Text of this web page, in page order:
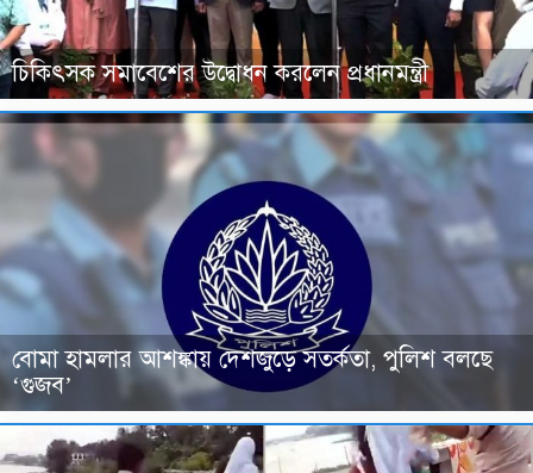
চিকিৎসক সমাবেশের উদ্বোধন করলেন প্রধানমন্ত্রী
বোমা হামলার আশঙ্কায় দেশজুড়ে সতর্কতা, পুলিশ বলছে
‘গুজব’